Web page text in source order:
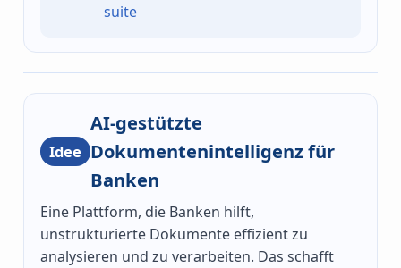
suite
Idee
AI-gestützte
Dokumentenintelligenz für
Banken
Eine Plattform, die Banken hilft,
unstrukturierte Dokumente effizient zu
analysieren und zu verarbeiten. Das schafft